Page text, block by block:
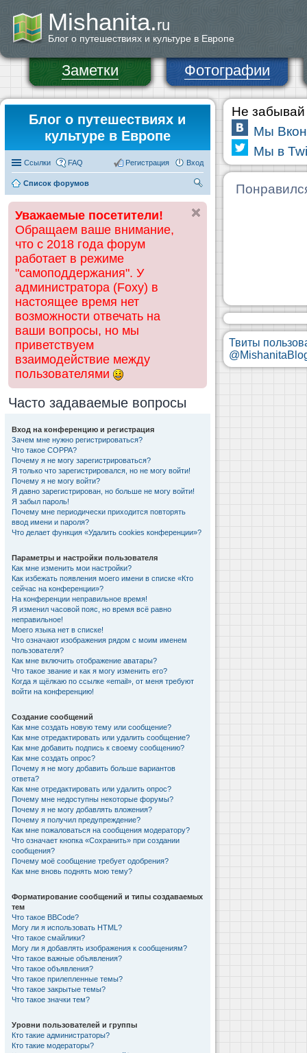
Mishanita.ru
Блог о путешествиях и культуре в Европе
Заметки Фотографии
Блог о путешествиях и
культуре в Европе
Ссылки FAQ Вход
Регистрация
Список форумов
ск
Уважаемые посетители!
Обращаем ваше внимание,
что с 2018 года форум
работает в режиме
"самоподдержания". У
администратора (Foxy) в
настоящее время нет
возможности отвечать на
ваши вопросы, но мы
приветствуем
взаимодействие между
пользователями
Часто задаваемые вопросы
Вход на конференцию и регистрация
Зачем мне нужно регистрироваться?
Что такое COPPA?
Почему я не могу зарегистрироваться?
Я только что зарегистрировался, но не могу войти!
Почему я не могу войти?
Я давно зарегистрирован, но больше не могу войти!
Я забыл пароль!
Почему мне периодически приходится повторять
ввод имени и пароля?
Что делает функция «Удалить cookies конференции»?
Параметры и настройки пользователя
Как мне изменить мои настройки?
Как избежать появления моего имени в списке «Кто
сейчас на конференции»?
На конференции неправильное время!
Я изменил часовой пояс, но время всё равно
неправильное!
Моего языка нет в списке!
Что означают изображения рядом с моим именем
пользователя?
Как мне включить отображение аватары?
Что такое звание и как я могу изменить его?
Когда я щёлкаю по ссылке «email», от меня требуют
войти на конференцию!
Создание сообщений
Как мне создать новую тему или сообщение?
Как мне отредактировать или удалить сообщение?
Как мне добавить подпись к своему сообщению?
Как мне создать опрос?
Почему я не могу добавить больше вариантов
ответа?
Как мне отредактировать или удалить опрос?
Почему мне недоступны некоторые форумы?
Почему я не могу добавлять вложения?
Почему я получил предупреждение?
Как мне пожаловаться на сообщения модератору?
Что означает кнопка «Сохранить» при создании
сообщения?
Почему моё сообщение требует одобрения?
Как мне вновь поднять мою тему?
Форматирование сообщений и типы создаваемых
тем
Что такое BBCode?
Могу ли я использовать HTML?
Что такое смайлики?
Могу ли я добавлять изображения к сообщениям?
Что такое важные объявления?
Что такое объявления?
Что такое прилепленные темы?
Что такое закрытые темы?
Что такое значки тем?
Уровни пользователей и группы
Кто такие администраторы?
Кто такие модераторы?
Не забывай
Мы
Мы в
Твиты